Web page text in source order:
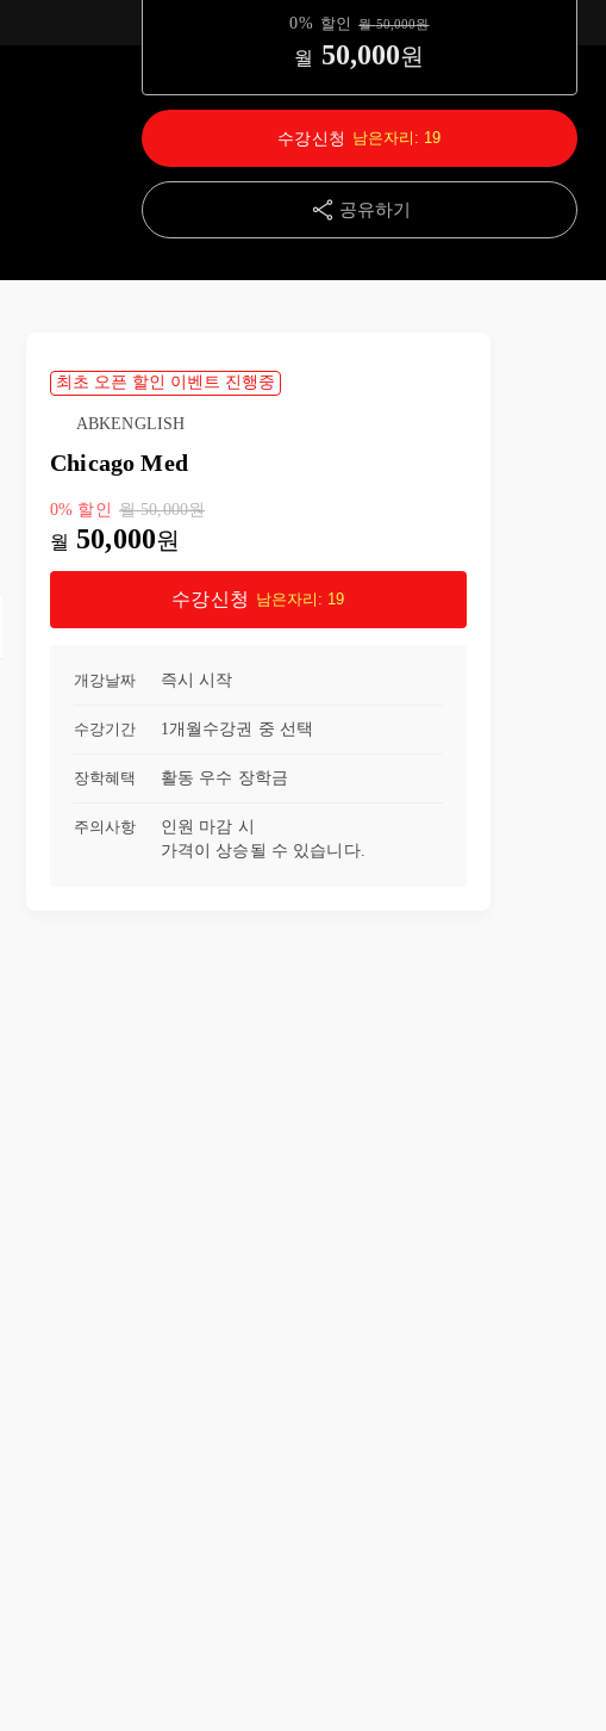
0% 할인 월50,000원
월 50,000원
공유하기
수강신청 남은자리: 19
최초 오픈 할인 이벤트 진행중
ABKENGLISH
Chicago Med
0% 할인 월50,000원
월 50,000원
수강신청 남은자리: 19
개강날짜 즉시 시작
수강기간 1개월 수강권 중 선택
장학혜택 활동 우수 장학금
주의사항
인원 마감 시
가격이 상승될 수 있습니다.